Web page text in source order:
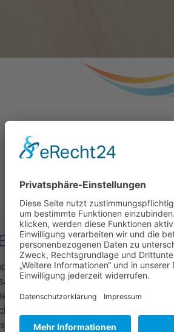
bei HEIDEN,
LEISTUNGEN
Badanlagen
und Whirlpoolanlagen